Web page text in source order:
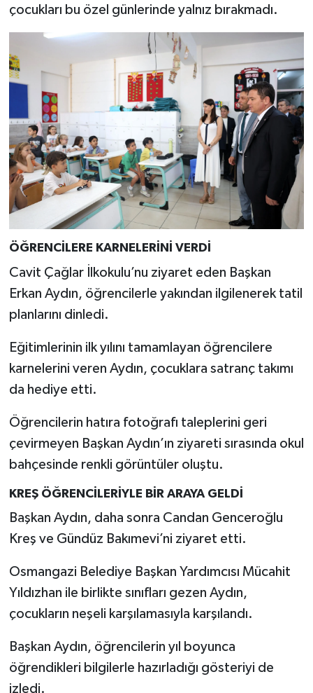
çocukları bu özel günlerinde yalnız bırakmadı.
ÖĞRENCİLERE KARNELERİNİ VERDİ
Cavit Çağlar İlkokulu’nu ziyaret eden Başkan
Erkan Aydın, öğrencilerle yakından ilgilenerek tatil
planlarını dinledi.
Eğitimlerinin ilk yılını tamamlayan öğrencilere
karnelerini veren Aydın, çocuklara satranç takımı
da hediye etti.
Öğrencilerin hatıra fotoğrafı taleplerini geri
çevirmeyen Başkan Aydın’ın ziyareti sırasında okul
bahçesinde renkli görüntüler oluştu.
KREŞ ÖĞRENCİLERİYLE BİR ARAYA GELDİ
Başkan Aydın, daha sonra Candan Genceroğlu
Kreş ve Gündüz Bakımevi’ni ziyaret etti.
Osmangazi Belediye Başkan Yardımcısı Mücahit
Yıldızhan ile birlikte sınıfları gezen Aydın,
çocukların neşeli karşılamasıyla karşılandı.
Başkan Aydın, öğrencilerin yıl boyunca
öğrendikleri bilgilerle hazırladığı gösteriyi de
izledi.